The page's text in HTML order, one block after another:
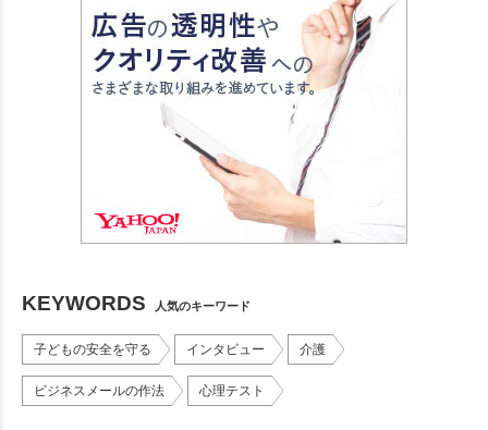
KEYWORDS 人気のキーワード
子どもの安全を守る インタビュー 介護
ビジネスメールの作法 心理テスト